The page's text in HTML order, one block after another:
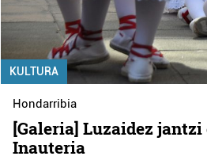
KULTURA
Hondarribia
[Galeria] Luzaidez
Inauteria